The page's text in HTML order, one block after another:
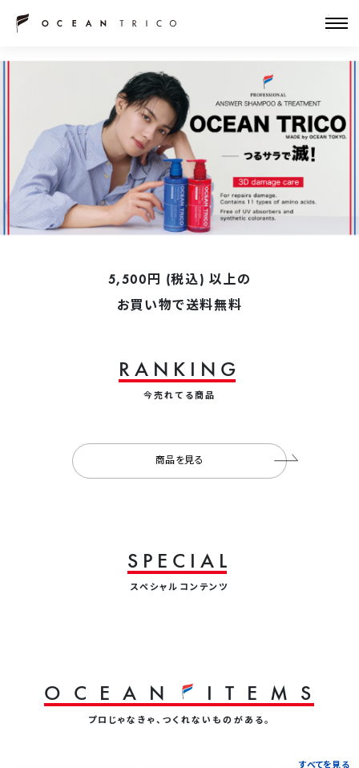
5,500円 (税込) 以上の
お買い物で送料無料
R A N K N G
今売れてる商品
商品を見る
S P E C A L
スペシャルコンテンツ
O C E A N T E M S
プロじゃなきゃ、つくれないものがある。
すべてを見る